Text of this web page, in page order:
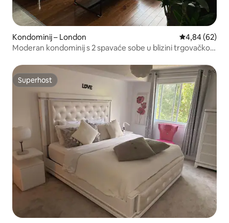
Kondominij – London Prosječna
4,84 (62)
Moderan kondominij s 2 spavaće sobe u blizini trgovačkog
Superhost
Superhost